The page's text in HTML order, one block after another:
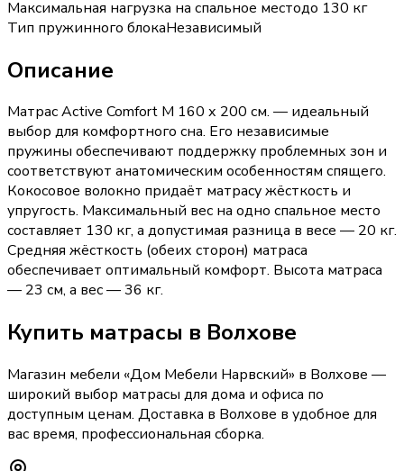
Максимальная нагрузка на спальное местодо 130 кг
Тип пружинного блокаНезависимый
Описание
Матрас Active Comfort M 160 х 200 см. — идеальный
выбор для комфортного сна. Его независимые
пружины обеспечивают поддержку проблемных зон и
соответствуют анатомическим особенностям спящего.
Кокосовое волокно придаёт матрасу жёсткость и
упругость. Максимальный вес на одно спальное место
составляет 130 кг, а допустимая разница в весе — 20 кг.
Средняя жёсткость (обеих сторон) матраса
обеспечивает оптимальный комфорт. Высота матраса
— 23 см, а вес — 36 кг.
Купить матрасы в Волхове
Магазин мебели «Дом Мебели Нарвский» в Волхове —
широкий выбор матрасы для дома и офиса по
доступным ценам. Доставка в Волхове в удобное для
вас время, профессиональная сборка.